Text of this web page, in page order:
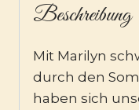
Beschreibung
Mit Marilyn
durch den
haben sich